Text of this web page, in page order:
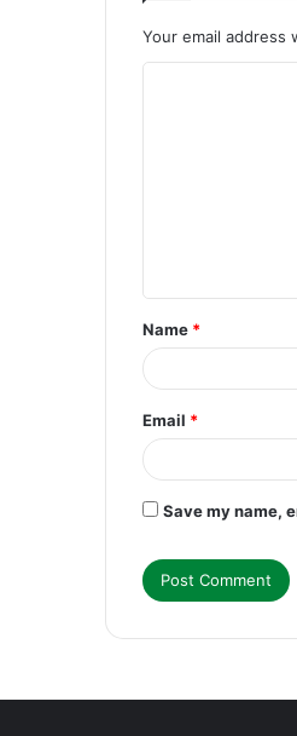
Your email address
t
*
Name *
Email *
Save my name,